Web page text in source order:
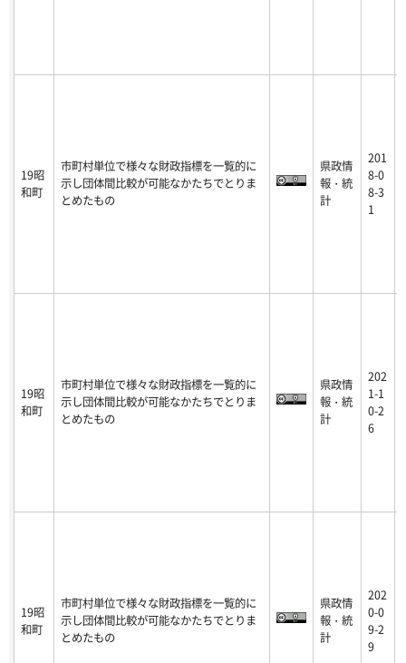
19昭
和町
市町村単位で様々な財政指標を一覧的に
示し団体間比較が可能なかたちでとりま
とめたもの
県政情
報・統
計
201
8-0
8-3
1
19昭
和町
市町村単位で様々な財政指標を一覧的に
示し団体間比較が可能なかたちでとりま
とめたもの
県政情
報・統
計
202
1-1
0-2
6
19昭
和町
市町村単位で様々な財政指標を一覧的に
示し団体間比較が可能なかたちでとりま
とめたもの
県政情
報・統
計
202
0-0
9-2
9